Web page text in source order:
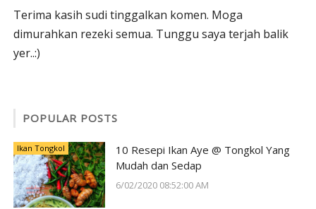
Terima kasih sudi tinggalkan komen. Moga
dimurahkan rezeki semua. Tunggu saya terjah balik
yer..:)
POPULAR POSTS
Ikan Tongkol
10 Resepi Ikan Aye @ Tongkol Yang
Mudah dan Sedap
6/02/2020 08:52:00 AM